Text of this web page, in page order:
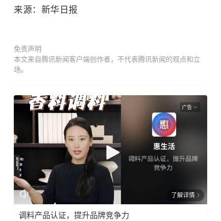
来源：新华日报
免责声明
本文来自腾讯新闻客户端创作者，不代表腾讯新闻的观点和立
场。
广告
了解详情
调料产品认证，提升品牌竞争力